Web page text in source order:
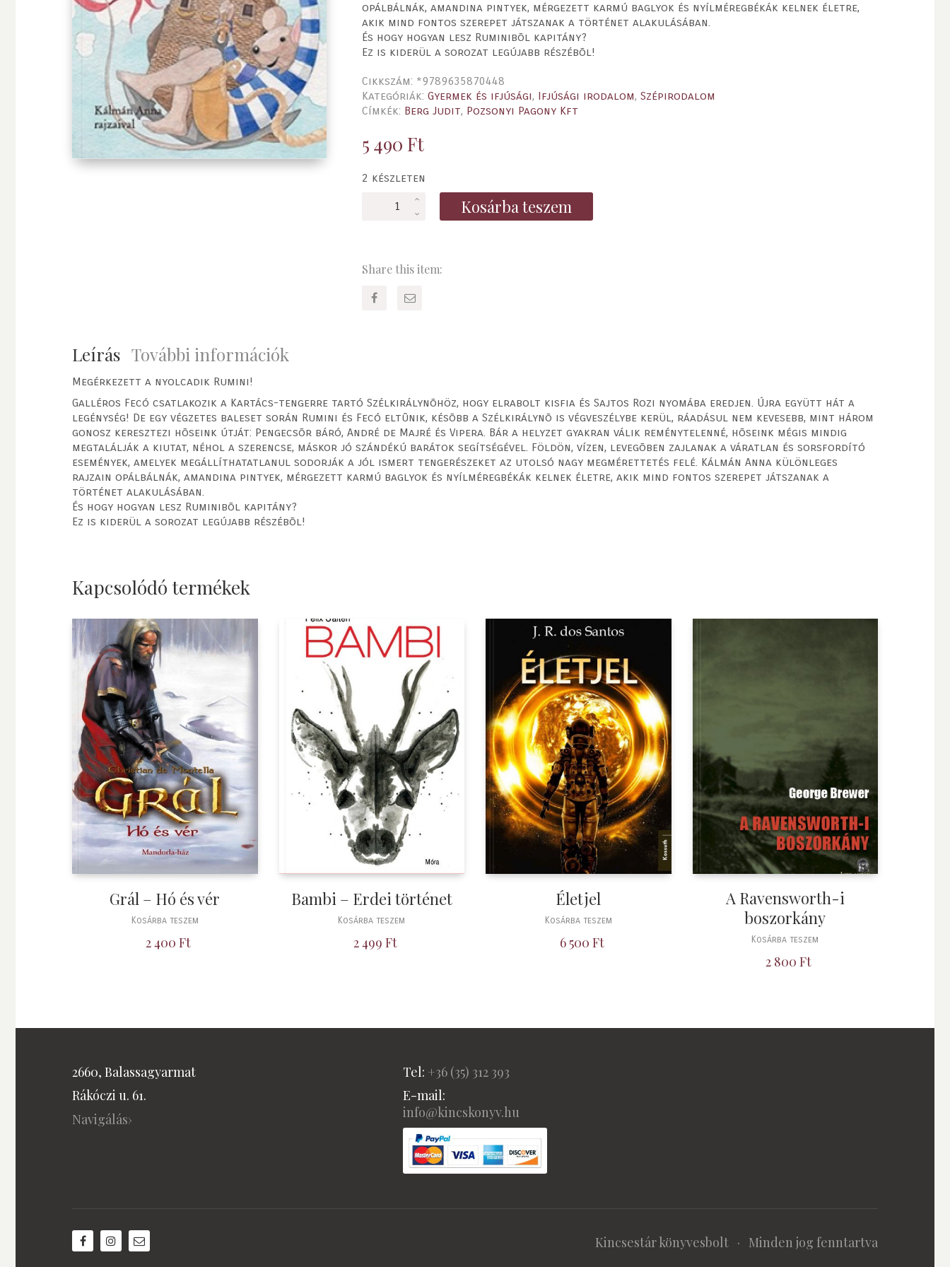
opálbálnák, amandina pintyek, mérgezett karmú baglyok és nyílméregbékák kelnek életre,
akik mind fontos szerepet játszanak a történet alakulásában.
És hogy hogyan lesz Ruminibõl kapitány?
Ez is kiderül a sorozat legújabb részébõl!
Cikkszám: *9789635870448
Kategóriák: Gyermek és ifjúsági, Ifjúsági irodalom, Szépirodalom
Címkék: Berg Judit, Pozsonyi Pagony Kft
5 490 Ft
2 készleten
Rumini
kapitány
Kosárba teszem
Share this item:
Leírás További információk
Megérkezett a nyolcadik Rumini!
Galléros Fecó csatlakozik a Kartács-tengerre tartó Szélkirálynõhöz, hogy elrabolt kisfia és Sajtos Rozi nyomába eredjen. Újra együtt hát a
legénység! De egy végzetes baleset során Rumini és Fecó eltûnik, késõbb a Szélkirálynõ is vég­veszélybe kerül, ráadásul nem kevesebb, mint három
gonosz keresztezi hõseink útját: Pengecsõr báró, André de Majré és Vipera. Bár a helyzet gyakran válik reménytelenné, hõseink mégis mindig
megtalálják a kiutat, néhol a szerencse, máskor jó szándékú barátok segítségével. Földön, vízen, levegõben zajlanak a váratlan és sorsfordító
események, amelyek megállíthatatlanul sodorják a jól ismert tengerészeket az utolsó nagy megmérettetés felé. Kálmán Anna különleges
rajzain opálbálnák, amandina pintyek, mérgezett karmú baglyok és nyílméregbékák kelnek életre, akik mind fontos szerepet játszanak a
történet alakulásában.
És hogy hogyan lesz Ruminibõl kapitány?
Ez is kiderül a sorozat legújabb részébõl!
Kapcsolódó termékek
Grál – Hó és vér
Kosárba teszem
2 400Ft
Bambi – Erdei történet
Kosárba teszem
2 499 Ft
Életjel
Kosárba teszem
6 500 Ft
A Ravensworth-i
boszorkány
Kosárba teszem
2 800Ft
2660, Balassagyarmat
Rákóczi u. 61.
Navigálás›
Tel: +36 (35) 312 393
E-mail:
info@kincskonyv.hu
Kincsestár könyvesbolt · Minden jog fenntartva